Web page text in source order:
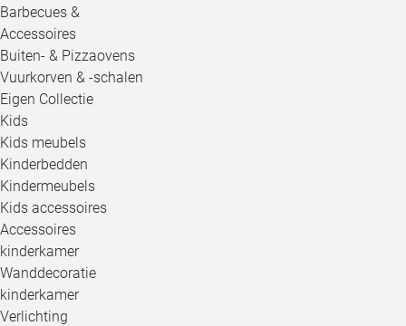
Barbecues &
Accessoires
Buiten- & Pizzaovens
Vuurkorven & -schalen
Eigen Collectie
Kids
Kids meubels
Kinderbedden
Kindermeubels
Kids accessoires
Accessoires
kinderkamer
Wanddecoratie
kinderkamer
Verlichting